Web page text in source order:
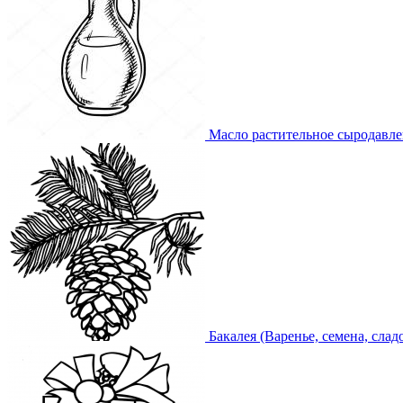
Масло растительное
Бакалея (Варенье, семена,